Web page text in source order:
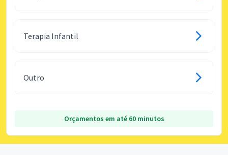
Terapia Infantil
Outro
Orçamentos em até 60 minutos